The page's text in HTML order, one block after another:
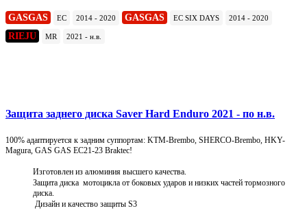
GASGAS EC 2014 - 2020 GASGAS EC SIX DAYS 2014 - 2020
RIEJU MR 2021 - н.в.
Защита заднего диска Saver Hard Enduro 2021 - по н.в.
100% адаптируется к задним суппортам: KTM-Brembo, SHERCO-Brembo, HKY-
Magura, GAS GAS EC21-23 Braktec!
Изготовлен из алюминия высшего качества.
Защита диска мотоцикла от боковых ударов и низких частей тормозного
диска.
Дизайн и качество защиты S3